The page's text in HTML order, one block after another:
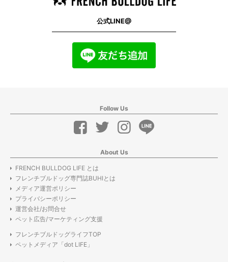
公式LINE@
Follow Us
About Us
FRENCH BULLDOG LIFE とは
フレンチブルドッグ専門誌BUHIとは
メディア運営ポリシー
プライバシーポリシー
運営会社/お問合せ
ペット広告/マーケティング支援
フレンチブルドッグライフTOP
ペットメディア「dot LIFE」